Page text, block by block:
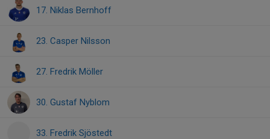
17. Niklas Bernhoff
23. Casper Nilsson
27. Fredrik Möller
30. Gustaf Nyblom
33. Fredrik Sjöstedt